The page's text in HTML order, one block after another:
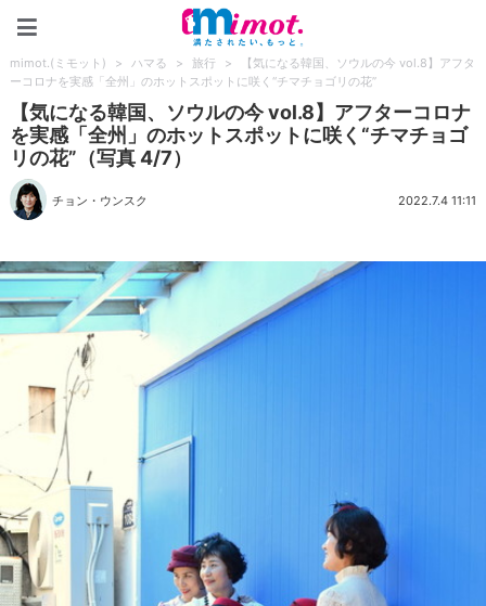
mimot.(ミモット) > ハマる > 旅行 >
【気になる韓国、ソウルの今 vol.8】アフタ
ーコロナを実感「全州」のホットスポットに咲く“チマチョゴリの花”
【気になる韓国、ソウルの今 vol.8】アフターコロナ
を実感「全州」のホットスポットに咲く“チマチョゴ
リの花”（写真 4/7）
チョン・ウンスク 2022.7.4 11:11